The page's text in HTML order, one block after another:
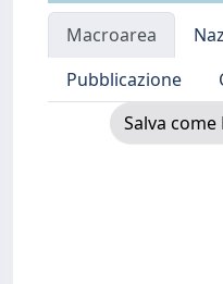
Macroarea
Pubblicazione
Salva come